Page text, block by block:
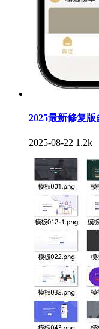
2025最新修复
2025-08-22 1.2k